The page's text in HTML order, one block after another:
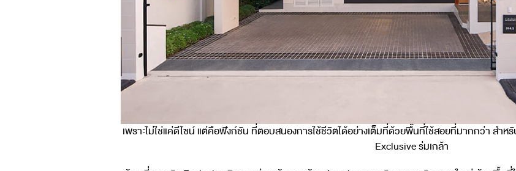
เพราะไม่ใช่แค่ดีไซน์ แต่คือฟังก์ชัน ที่ตอบสนองการใช้ชีวิตได้อย่างเต็มที่ด้วยพื้นที่ใช้สอยที่มากกว่า สำ
Exclusive ร่มเกล้า